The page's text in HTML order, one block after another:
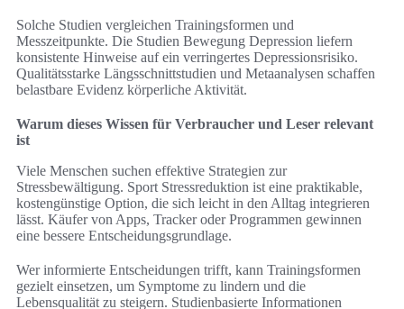
Solche Studien vergleichen Trainingsformen und
Messzeitpunkte. Die Studien Bewegung Depression liefern
konsistente Hinweise auf ein verringertes Depressionsrisiko.
Qualitätsstarke Längsschnittstudien und Metaanalysen schaffen
belastbare Evidenz körperliche Aktivität.
Warum dieses Wissen für Verbraucher und Leser relevant
ist
Viele Menschen suchen effektive Strategien zur
Stressbewältigung. Sport Stressreduktion ist eine praktikable,
kostengünstige Option, die sich leicht in den Alltag integrieren
lässt. Käufer von Apps, Tracker oder Programmen gewinnen
eine bessere Entscheidungsgrundlage.
Wer informierte Entscheidungen trifft, kann Trainingsformen
gezielt einsetzen, um Symptome zu lindern und die
Lebensqualität zu steigern. Studienbasierte Informationen